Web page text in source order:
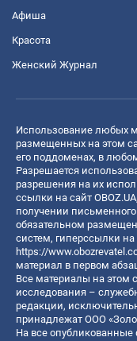
Афиша
Красота
Женский Журнал
Использование любых
размещенных на этом
его поддоменах, в
Разрешается
разрешения на их
ссылки на сайт
получении
обязательном
систем, гиперссылки на
https://
материал в первом
Все материалы на этом
исследования –
редакции,
принадлежат ООО
На все опубликованные